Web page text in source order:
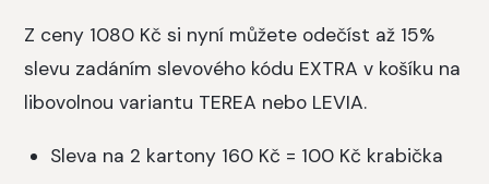
Z ceny 1080 Kč si nyní můžete odečíst až 15%
slevu zadáním slevového kódu EXTRA v košíku na
libovolnou variantu TEREA nebo LEVIA.
Sleva na 2 kartony 160 Kč = 100 Kč krabička